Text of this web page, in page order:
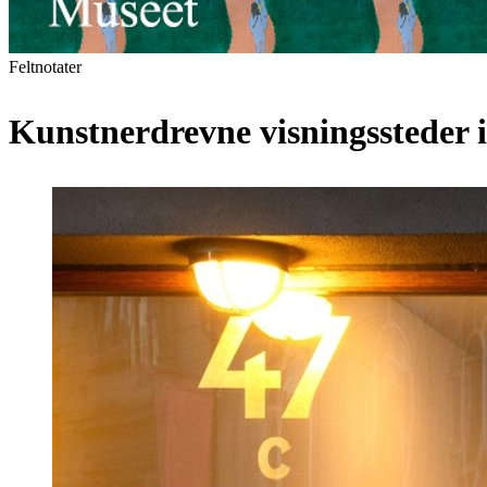
Feltnotater
Kunstnerdrevne visningssteder